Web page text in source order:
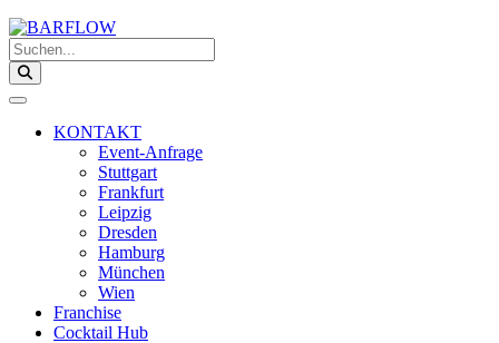
Suchen...
KONTAKT
Event-Anfrage
Stuttgart
Frankfurt
Leipzig
Dresden
Hamburg
München
Wien
Franchise
Cocktail Hub